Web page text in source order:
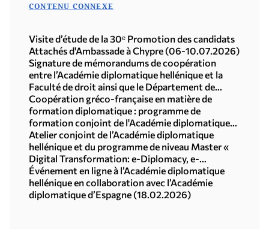
CONTENU CONNEXE
Visite d’étude de la 30ᵉ Promotion des candidats
Attachés d'Ambassade à Chypre (06-10.07.2026)
Signature de mémorandums de coopération
entre l’Académie diplomatique hellénique et la
Faculté de droit ainsi que le Département de
sciences politiques de l’Université Démocrite de
Thrace
Coopération gréco-française en matière de
formation diplomatique : programme de
formation conjoint de l'Académie diplomatique
hellénique et de l'Académie diplomatique
française (22-24.04.2026)
Atelier conjoint de l’Académie diplomatique
hellénique et du programme de niveau Master «
Digital Transformation: e-Diplomacy, e-
Campaigning and Digital Law » de l'université
Panteion (27.02.2026)
Événement en ligne à l’Académie diplomatique
hellénique en collaboration avec l’Académie
diplomatique d’Espagne (18.02.2026)